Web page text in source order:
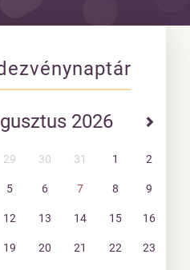
2026
29 30 31 1 2
5 6 7 8 9
12 13 14 15 16
19 20 21 22 23